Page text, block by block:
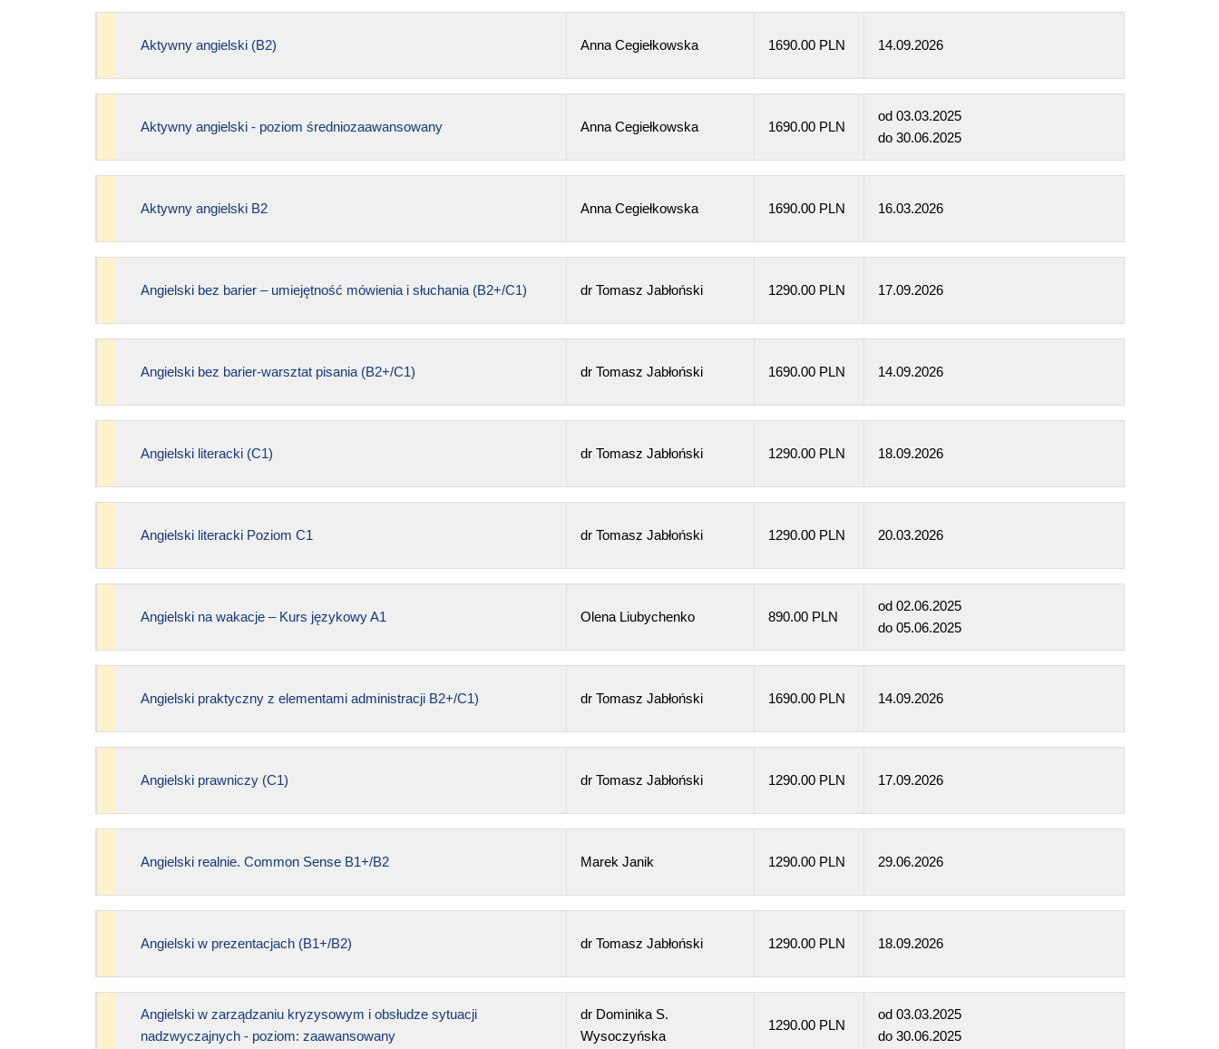
Aktywny angielski (B2) Anna Cegiełkowska 1690.00 PLN 14.09.2026
Aktywny angielski - poziom średniozaawansowany Anna Cegiełkowska 1690.00 PLN
od 03.03.2025
do 30.06.2025
Aktywny angielski B2 Anna Cegiełkowska 1690.00 PLN 16.03.2026
Angielski bez barier – umiejętność mówienia i słuchania (B2+/C1) dr Tomasz Jabłoński 1290.00 PLN 17.09.2026
Angielski bez barier-warsztat pisania (B2+/C1) dr Tomasz Jabłoński 1690.00 PLN 14.09.2026
Angielski literacki (C1) dr Tomasz Jabłoński 1290.00 PLN 18.09.2026
Angielski literacki Poziom C1 dr Tomasz Jabłoński 1290.00 PLN 20.03.2026
Angielski na wakacje – Kurs językowy A1 Olena Liubychenko 890.00 PLN
od 02.06.2025
do 05.06.2025
Angielski praktyczny z elementami administracji B2+/C1) dr Tomasz Jabłoński 1690.00 PLN 14.09.2026
Angielski prawniczy (C1) dr Tomasz Jabłoński 1290.00 PLN 17.09.2026
Angielski realnie. Common Sense B1+/B2 Marek Janik 1290.00 PLN 29.06.2026
Angielski w prezentacjach (B1+/B2) dr Tomasz Jabłoński 1290.00 PLN 18.09.2026
Angielski w zarządzaniu kryzysowym i obsłudze sytuacji
nadzwyczajnych - poziom: zaawansowany
dr Dominika S.
Wysoczyńska
1290.00 PLN
od 03.03.2025
do 30.06.2025